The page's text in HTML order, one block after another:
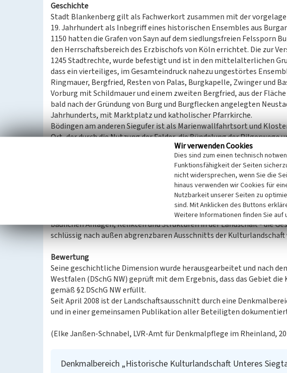
Geschichte
Stadt Blankenberg gilt als Fachwerkort zusammen mit der
19. Jahrhundert als Inbegriff eines historischen Ensembles aus
1150 hatten die Grafen von Sayn auf dem siedlungsfreien Felssporn
den Herrschaftsbereich des Erzbischofs von Köln errichtet. Die zur
1245 Stadtrechte, wurde befestigt und ist in den mittelalterlichen
dass ein vierteiliges, im Gesamteindruck nahezu ungestörtes
Ringmauer, Bergfried, Resten von Palas, Burgkapelle, Zwinger und
Vorburg mit Schildmauer und einem zweiten Bergfried, aus der
bald nach der Gründung von Burg und Burgflecken angelegten
Jahrhunderts, mit Marktplatz und katholischer Pfarrkirche.
Bödingen am anderen Siegufer ist als Marienwallfahrtsort und
Ort, der durch die Nutzung der Felder, die Bündelung der Pilgerwege
Landschaft greift. Den Ortsmittelpunkt bildet die katholische Pfarr-
Mutter Gottes, die ehemalige Augustinerchorherren-Stiftskirche,
Schutz der Kirche verdichten sich Fachwerkhöfe, umgeben von
Kuppe in die Hangflächen zur Sieg ziehen.
Somit steht der strategisch-weltliche Burgberg von Stadt
Wallfahrtsort Bödingen gegenüber. Zusammen ,- sowohl von
optische Landmarken, die miteinander und mit einer Fülle von
baulichen Anlagen, Relikten und Strukturen in der Landschaft - die
schlüssig nach außen abgrenzbaren Ausschnitts der
Bewertung
Seine geschichtliche Dimension wurde herausgearbeitet und nach
Westfalen (DSchG NW) geprüft mit dem Ergebnis, dass das Gebiet
gemäß §2 DSchG NW erfüllt.
Seit April 2008 ist der Landschaftsausschnitt durch eine
und in einer gemeinsamen Publikation aller Beteiligten
(Elke Janßen-Schnabel, LVR-Amt für Denkmalpflege im Rheinland,
Denkmalbereich „Historische Kulturlandschaft Unteres
Wir verwenden Cookies
Dies sind zum einen technisch
Funktionsfähigkeit der Seiten
nicht widersprechen, wenn Sie die
hinaus verwenden wir Cookies für
Nutzbarkeit unserer Seiten zu
sind. Mit Anklicken des Buttons
Weitere Informationen finden Sie auf